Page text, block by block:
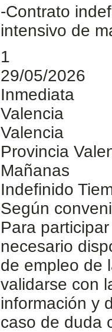
-Contrato
intensivo de
1
29/05/2026
Inmediata
Valencia
Valencia
Provincia
Mañanas
Indefinido
Según
Para
necesario
de empleo de
validarse con
información y
caso de duda